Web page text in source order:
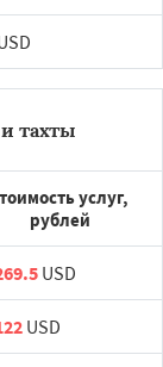
тахты
услуг,
рублей
USD
USD